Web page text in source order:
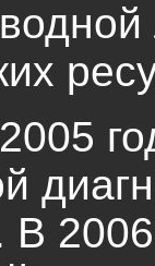
2006